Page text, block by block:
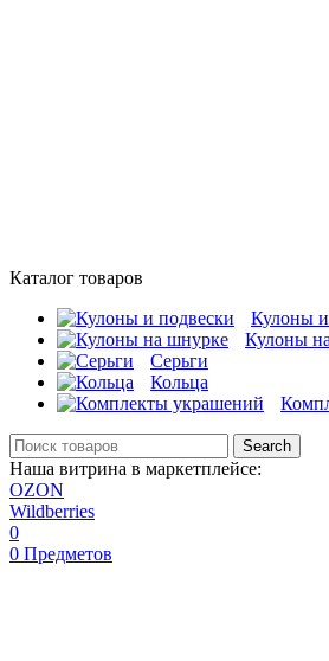
Каталог товаров
Кулоны
Кулоны
Серьги
Кольца
Search
Наша витрина в маркетплейсе:
OZON
Wildberries
0
0 Предметов